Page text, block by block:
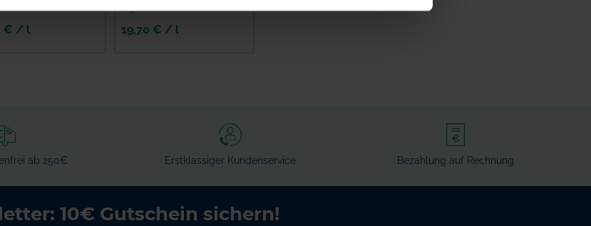
€ / l 19,70 € / l
ab 250€ Erstklassiger Kundenservice Bezahlung auf Rechnung
10€ Gutschein sichern!